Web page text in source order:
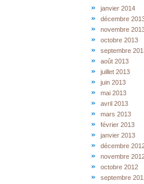
janvier 2014
décembre
novembre
octobre 2013
septembre
août 2013
juillet 2013
juin 2013
mai 2013
avril 2013
mars 2013
février 2013
janvier 2013
décembre
novembre
octobre 2012
septembre